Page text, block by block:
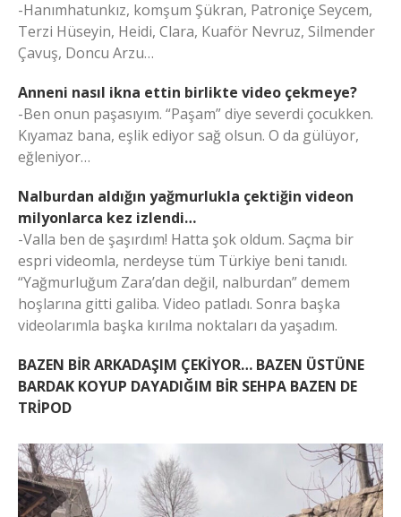
-Hanımhatunkız, komşum Şükran, Patroniçe Seycem,
Terzi Hüseyin, Heidi, Clara, Kuaför Nevruz, Silmender
Çavuş, Doncu Arzu…
Anneni nasıl ikna ettin birlikte video çekmeye?
-Ben onun paşasıyım. “Paşam” diye severdi çocukken.
Kıyamaz bana, eşlik ediyor sağ olsun. O da gülüyor,
eğleniyor…
Nalburdan aldığın yağmurlukla çektiğin videon
milyonlarca kez izlendi…
-Valla ben de şaşırdım! Hatta şok oldum. Saçma bir
espri videomla, nerdeyse tüm Türkiye beni tanıdı.
“Yağmurluğum Zara’dan değil, nalburdan” demem
hoşlarına gitti galiba. Video patladı. Sonra başka
videolarımla başka kırılma noktaları da yaşadım.
BAZEN BİR ARKADAŞIM ÇEKİYOR… BAZEN ÜSTÜNE
BARDAK KOYUP DAYADIĞIM BİR SEHPA BAZEN DE
TRİPOD